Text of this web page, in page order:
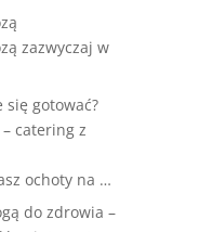
zazwyczaj w
się gotować?
catering z
ochoty na …
do zdrowia –